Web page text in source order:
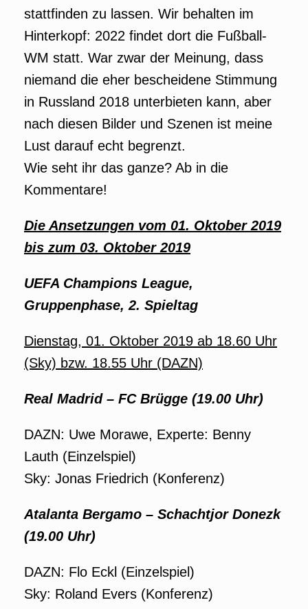
stattfinden zu lassen. Wir behalten im
Hinterkopf: 2022 findet dort die Fußball-
WM statt. War zwar der Meinung, dass
niemand die eher bescheidene Stimmung
in Russland 2018 unterbieten kann, aber
nach diesen Bilder und Szenen ist meine
Lust darauf echt begrenzt.
Wie seht ihr das ganze? Ab in die
Kommentare!
Die Ansetzungen vom 01. Oktober 2019
bis zum 03. Oktober 2019
UEFA Champions League,
Gruppenphase, 2. Spieltag
Dienstag, 01. Oktober 2019 ab 18.60 Uhr
(Sky) bzw. 18.55 Uhr (DAZN)
Real Madrid – FC Brügge (19.00 Uhr)
DAZN: Uwe Morawe, Experte: Benny
Lauth (Einzelspiel)
Sky: Jonas Friedrich (Konferenz)
Atalanta Bergamo – Schachtjor Donezk
(19.00 Uhr)
DAZN: Flo Eckl (Einzelspiel)
Sky: Roland Evers (Konferenz)